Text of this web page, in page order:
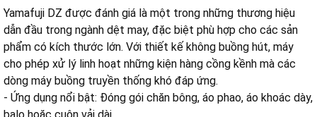
Yamafuji DZ được đánh giá là một trong những thương hiệu
dẫn đầu trong ngành dệt may, đặc biệt phù hợp cho các sản
phẩm có kích thước lớn. Với thiết kế không buồng hút, máy
cho phép xử lý linh hoạt những kiện hàng cồng kềnh mà các
dòng máy buồng truyền thống khó đáp ứng.
- Ứng dụng nổi bật: Đóng gói chăn bông, áo phao, áo khoác dày,